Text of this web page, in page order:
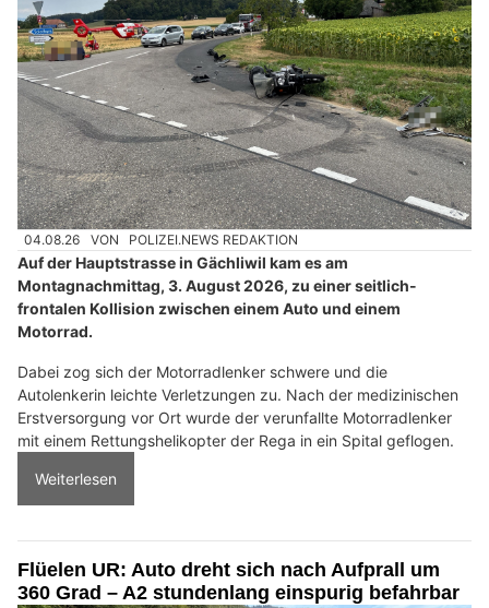
04.08.26 VON POLIZEI.NEWS REDAKTION
Auf der Hauptstrasse in Gächliwil kam es am
Montagnachmittag, 3. August 2026, zu einer seitlich-
frontalen Kollision zwischen einem Auto und einem
Motorrad.
Dabei zog sich der Motorradlenker schwere und die
Autolenkerin leichte Verletzungen zu. Nach der medizinischen
Erstversorgung vor Ort wurde der verunfallte Motorradlenker
mit einem Rettungshelikopter der Rega in ein Spital geflogen.
Weiterlesen
Flüelen UR: Auto dreht sich nach Aufprall um
360 Grad – A2 stundenlang einspurig befahrbar